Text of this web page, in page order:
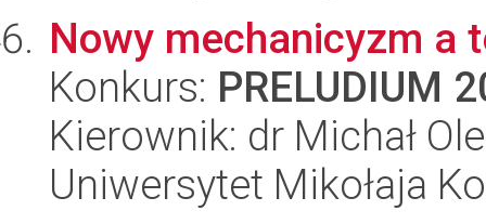
Nowy mechanicyzm a
Konkurs: PRELUDIUM
Kierownik: dr Michał
Uniwersytet Mikołaja